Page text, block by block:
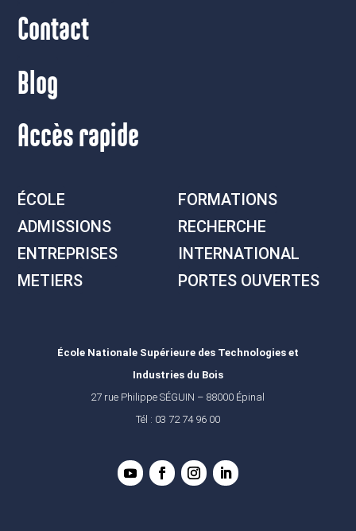
Contact
Blog
Accès rapide
ÉCOLE
FORMATIONS
ADMISSIONS
RECHERCHE
ENTREPRISES
INTERNATIONAL
METIERS
PORTES OUVERTES
École Nationale Supérieure des Technologies et
Industries du Bois
27 rue Philippe SÉGUIN – 88000 Épinal
Tél : 03 72 74 96 00